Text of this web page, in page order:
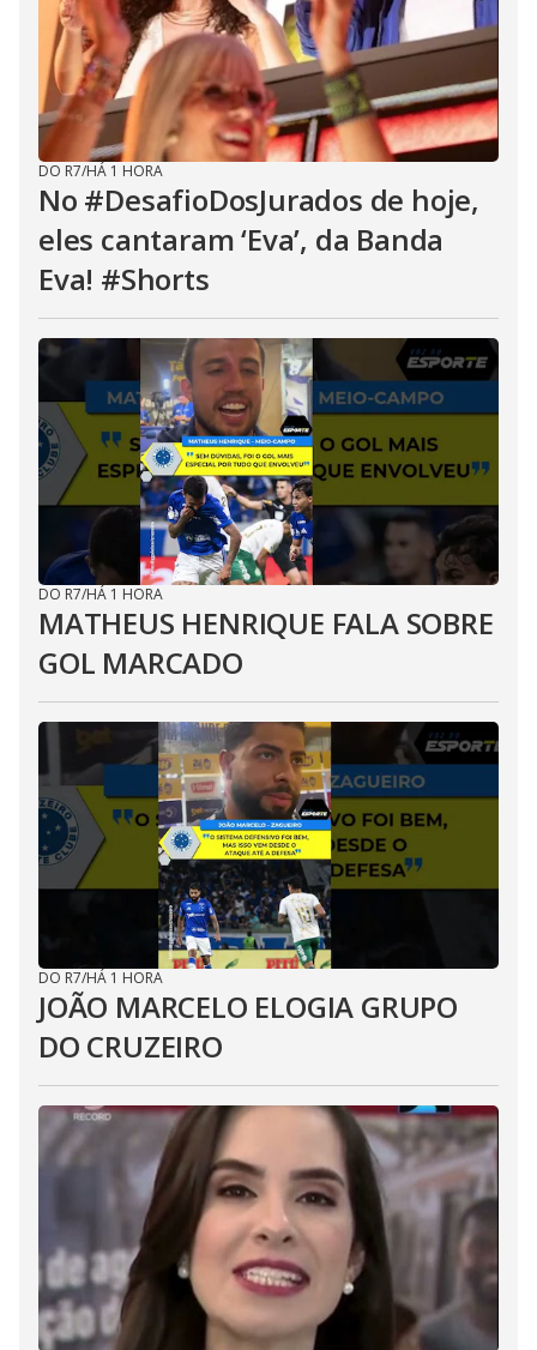
DO R7/HÁ 1 HORA
No #DesafioDosJurados de hoje,
eles cantaram ‘Eva’, da Banda
Eva! #Shorts
DO R7/HÁ 1 HORA
MATHEUS HENRIQUE FALA SOBRE
GOL MARCADO
DO R7/HÁ 1 HORA
JOÃO MARCELO ELOGIA GRUPO
DO CRUZEIRO